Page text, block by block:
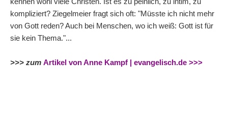
kompliziert? Ziegelmeier fragt sich oft: "Müsste ich nicht mehr
von Gott reden? Auch bei Menschen, wo ich weiß: Gott ist für
sie kein Thema."...
>>> zum Artikel von Anne Kampf | evangelisch.de >>>